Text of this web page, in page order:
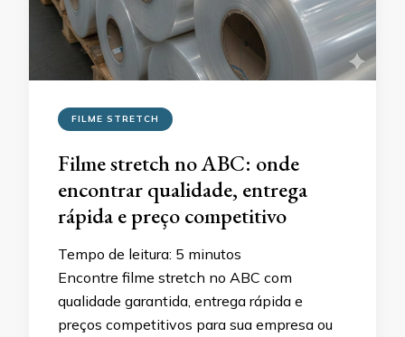
FILME STRETCH
Filme stretch no ABC: onde
encontrar qualidade, entrega
rápida e preço competitivo
Tempo de leitura: 5 minutos
Encontre filme stretch no ABC com
qualidade garantida, entrega rápida e
preços competitivos para sua empresa ou